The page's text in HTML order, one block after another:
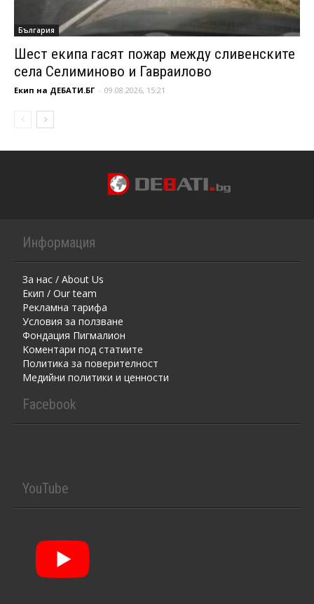
България
Шест екипа гасят пожар между сливенските
села Селиминово и Гавраилово
Екип на ДЕБАТИ.БГ - 09.08.2026, 15:21
Информация
За нас / About Us
Екип / Our team
Рекламна тарифа
Условия за ползване
Фондация Пигмалион
Kоментaри под статиите
Политика за поверителност
Медийни политики и ценности
Facebook
YouTube